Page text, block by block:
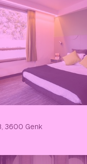
3600 Genk